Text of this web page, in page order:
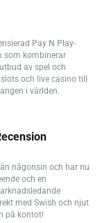
Pay N Play-
som kombinerar
av spel och
och live casino till
i världen.
någonsin och har nu
och en
med Swish och njut
på kontot!